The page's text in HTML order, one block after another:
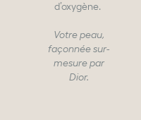
d’oxygène.
Votre peau,
façonnée sur-
mesure par
Dior.